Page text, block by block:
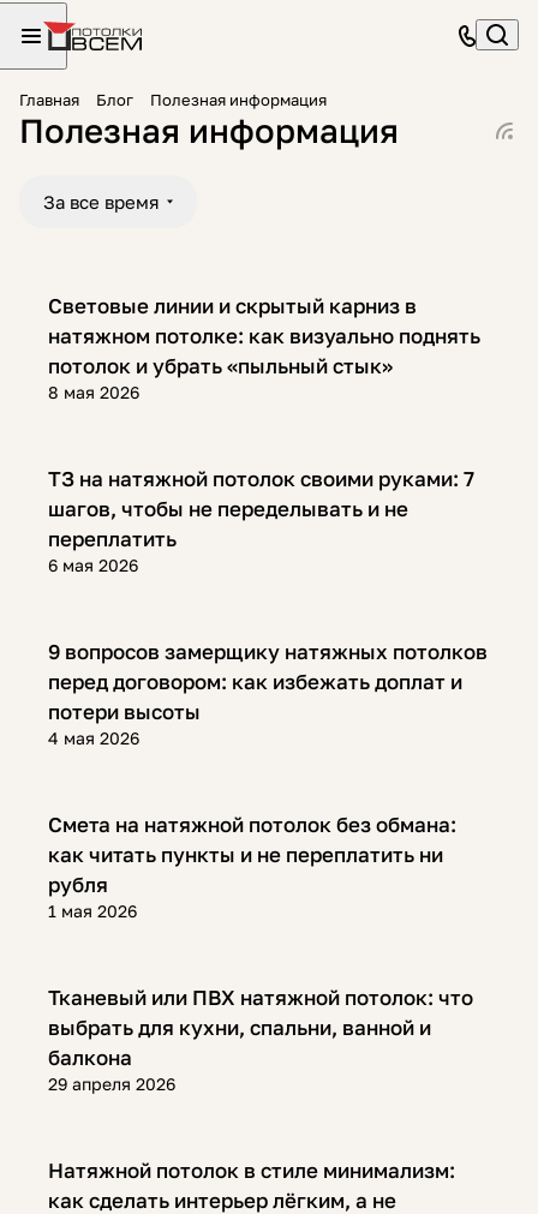
Главная Блог Полезная информация
Полезная информация
За все время
Полезная информация
8 мая 2026
Световые линии и скрытый карниз в
натяжном потолке: как визуально поднять
потолок и убрать «пыльный стык»
Полезная информация
6 мая 2026
ТЗ на натяжной потолок своими руками: 7
шагов, чтобы не переделывать и не
переплатить
Полезная информация
4 мая 2026
9 вопросов замерщику натяжных потолков
перед договором: как избежать доплат и
потери высоты
Полезная информация
1 мая 2026
Смета на натяжной потолок без обмана:
как читать пункты и не переплатить ни
рубля
Полезная информация
29 апреля 2026
Тканевый или ПВХ натяжной потолок: что
выбрать для кухни, спальни, ванной и
балкона
Полезная информация
Натяжной потолок в стиле минимализм:
как сделать интерьер лёгким, а не